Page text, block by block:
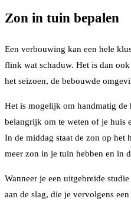
Zon in tuin bepalen
Een verbouwing kan een hele
flink wat schaduw. Het is dan
het seizoen, de bebouwde
Het is mogelijk om handmatig de
belangrijk om te weten of je huis
In de middag staat de zon op het
meer zon in je tuin hebben en in
Wanneer je een uitgebreide
aan de slag, die je vervolgens